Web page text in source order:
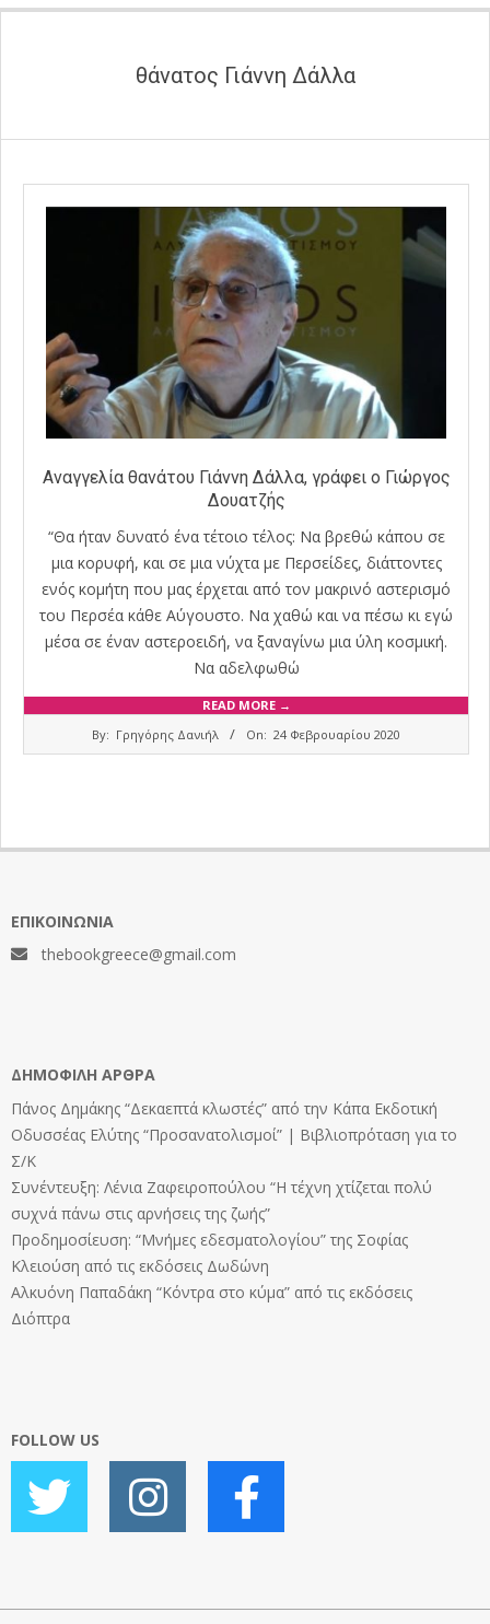
θάνατος Γιάννη Δάλλα
Αναγγελία θανάτου Γιάννη Δάλλα, γράφει ο Γιώργος
Δουατζής
“Θα ήταν δυνατό ένα τέτοιο τέλος: Να βρεθώ κάπου σε
μια κορυφή, και σε μια νύχτα με Περσείδες, διάττοντες
ενός κομήτη που μας έρχεται από τον μακρινό αστερισμό
του Περσέα κάθε Αύγουστο. Να χαθώ και να πέσω κι εγώ
μέσα σε έναν αστεροειδή, να ξαναγίνω μια ύλη κοσμική.
Να αδελφωθώ
READ MORE →
By: Γρηγόρης Δανιήλ On: 24 Φεβρουαρίου 2020
ΕΠΙΚΟΙΝΩΝΊΑ
thebookgreece@gmail.com
ΔΗΜΟΦΙΛΉ ΆΡΘΡΑ
Πάνος Δημάκης “Δεκαεπτά κλωστές” από την Κάπα Εκδοτική
Οδυσσέας Ελύτης “Προσανατολισμοί” | Βιβλιοπρόταση για το
Σ/Κ
Συνέντευξη: Λένια Ζαφειροπούλου “Η τέχνη χτίζεται πολύ
συχνά πάνω στις αρνήσεις της ζωής”
Προδημοσίευση: “Μνήμες εδεσματολογίου” της Σοφίας
Κλειούση από τις εκδόσεις Δωδώνη
Αλκυόνη Παπαδάκη “Κόντρα στο κύμα” από τις εκδόσεις
Διόπτρα
FOLLOW US